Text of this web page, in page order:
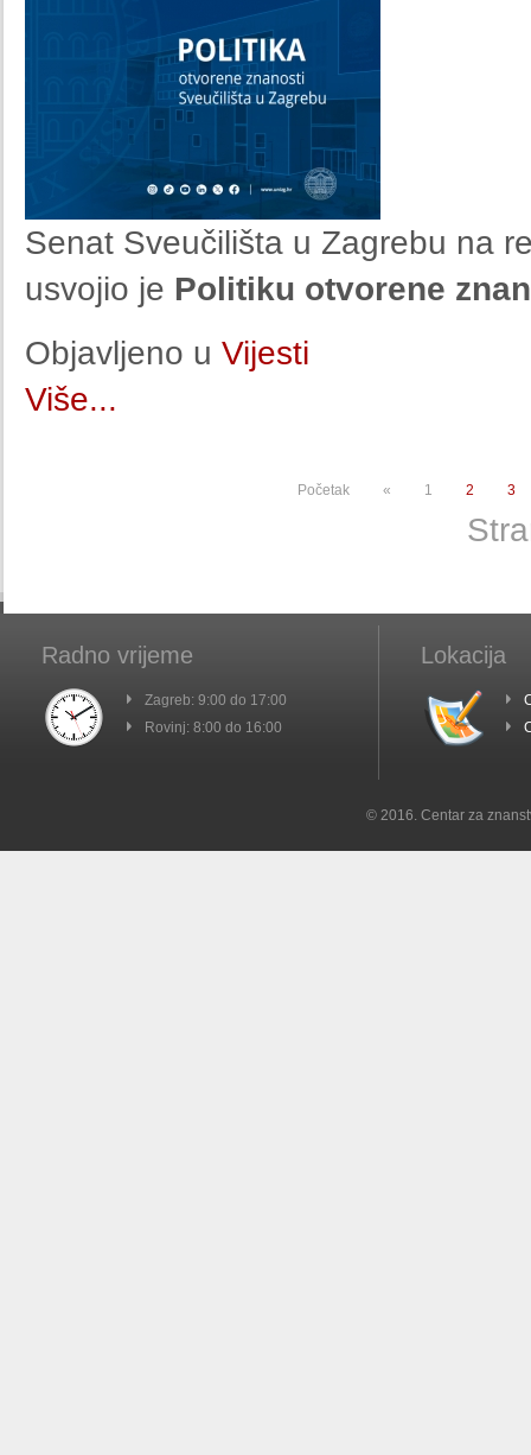
Senat Sveučilišta u Zagrebu na
usvojio je Politiku otvorene
Objavljeno u Vijesti
Više...
Početak « 1 2 3
Radno vrijeme
Zagreb: 9:00 do 17:00
Rovinj: 8:00 do 16:00
Lokacija
© 2016. Centar za